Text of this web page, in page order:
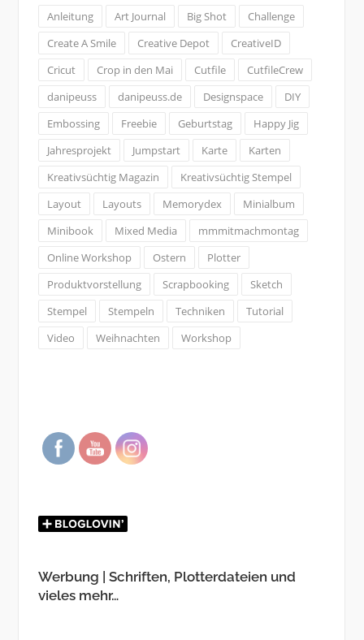
Anleitung Art Journal Big Shot
Challenge
Create A Smile
Creative Depot
CreativeID
Cricut
Crop in den Mai Cutfile
CutfileCrew
danipeuss
danipeuss.de Designspace
DIY
Embossing
Freebie Geburtstag
Happy Jig
Jahresprojekt
Jumpstart Karte
Karten
Kreativsüchtig Magazin
Kreativsüchtig Stempel
Layout
Layouts Memorydex
Minialbum
Minibook
Mixed Media
mmmitmachmontag
Online Workshop
Ostern
Plotter
Produktvorstellung
Scrapbooking
Sketch
Stempel
Stempeln Techniken
Tutorial
Video
Weihnachten Workshop
Werbung | Schriften, Plotterdateien und
vieles mehr…